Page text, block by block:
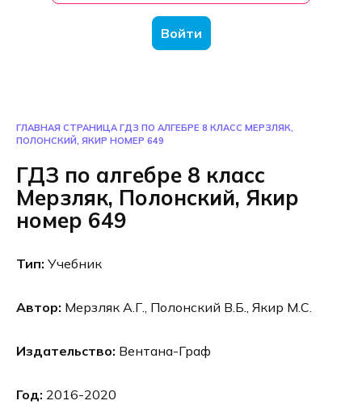
Войти
ГЛАВНАЯ СТРАНИЦА ГДЗ ПО АЛГЕБРЕ 8 КЛАСС МЕРЗЛЯК,
ПОЛОНСКИЙ, ЯКИР НОМЕР 649
ГДЗ по алгебре 8 класс
Мерзляк, Полонский, Якир
номер 649
Тип: Учебник
Автор: Мерзляк А.Г., Полонский В.Б., Якир М.С.
Издательство: Вентана-Граф
Год: 2016-2020